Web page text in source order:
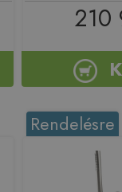
210
Rendelésre